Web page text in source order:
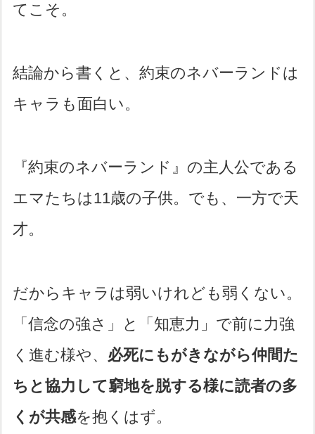
てこそ。
結論から書くと、約束のネバーランドは
キャラも面白い。
『約束のネバーランド』の主人公である
エマたちは11歳の子供。でも、一方で天
才。
だからキャラは弱いけれども弱くない。
「信念の強さ」と「知恵力」で前に力強
く進む様や、 必死にもがきながら仲間た
ちと協力して窮地を脱する様に読者の多
くが共感を抱くはず。